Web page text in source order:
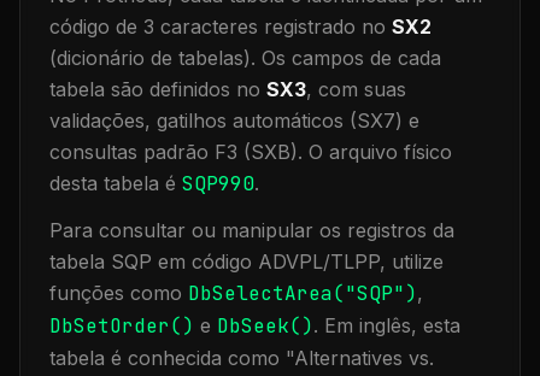
código de 3 caracteres registrado no SX2
(dicionário de tabelas). Os campos de cada
tabela são definidos no SX3, com suas
validações, gatilhos automáticos (SX7) e
consultas padrão F3 (SXB). O arquivo físico
desta tabela é SQP990.
Para consultar ou manipular os registros da
tabela SQP em código ADVPL/TLPP, utilize
funções como DbSelectArea("SQP"),
DbSetOrder() e DbSeek(). Em inglês, esta
tabela é conhecida como "Alternatives vs.